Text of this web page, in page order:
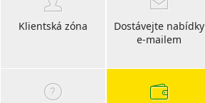
Klientská zóna
Dostávejte nabídky
e-mailem